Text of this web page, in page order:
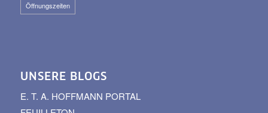
Öffnungszeiten
UNSERE BLOGS
E. T. A. HOFFMANN PORTAL